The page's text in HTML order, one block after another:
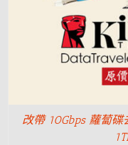
改帶 10Gbps 蘿蔔